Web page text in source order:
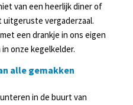
van een heerlijk diner of
vergaderzaal.
een drankje in ons eigen
onze kegelkelder.
alle gemakken
in de buurt van